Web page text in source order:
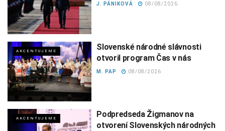
J. PÁNIKOVÁ 08/08/2026
AKCENTUJEME
Slovenské národné slávnosti
otvoril program Čas v nás
M. PAP 08/08/2026
AKCENTUJEME
Podpredseda Žigmanov na
otvorení Slovenských národných